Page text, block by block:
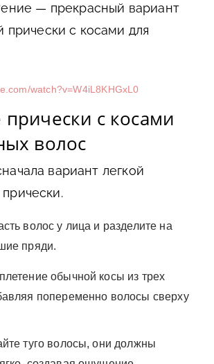
— прекрасный вариант
прически с косами для
watch?v=W4iL8KHGxL0
с косами
волос
вариант легкой
волос у лица и разделите на
пряди.
обычной косы из трех
попеременно волосы сверху
туго волосы, они должны